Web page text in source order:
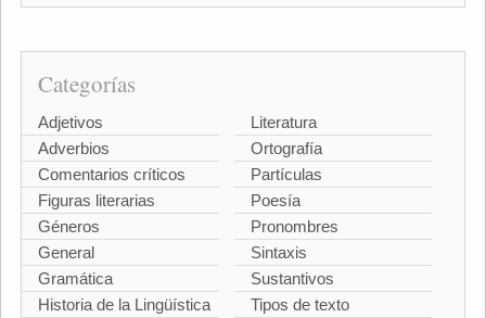
Categorías
Adjetivos
Adverbios
Comentarios críticos
Figuras literarias
Géneros
General
Gramática
Historia de la Lingüística
Literatura
Ortografía
Partículas
Poesía
Pronombres
Sintaxis
Sustantivos
Tipos de texto